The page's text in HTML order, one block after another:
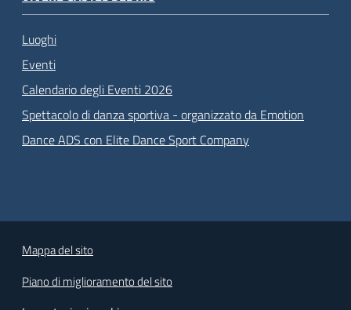
Luoghi
Eventi
Calendario degli Eventi 2026
Spettacolo di danza sportiva - organizzato da Emotion
Dance ADS con Elite Dance Sport Company
Mappa del sito
Piano di miglioramento del sito